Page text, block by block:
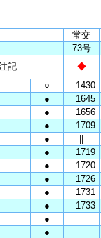
常交
73号
記
◆
○
1430
●
1645
●
1656
●
1709
●
●
1719
●
1720
●
1726
●
1731
●
1733
●
●